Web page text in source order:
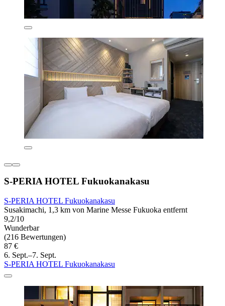
S-PERIA HOTEL Fukuokanakasu
S-PERIA HOTEL Fukuokanakasu
Susakimachi, 1,3 km von Marine Messe Fukuoka entfernt
9,2/10
Wunderbar
(216 Bewertungen)
87 €
6. Sept.–7. Sept.
S-PERIA HOTEL Fukuokanakasu